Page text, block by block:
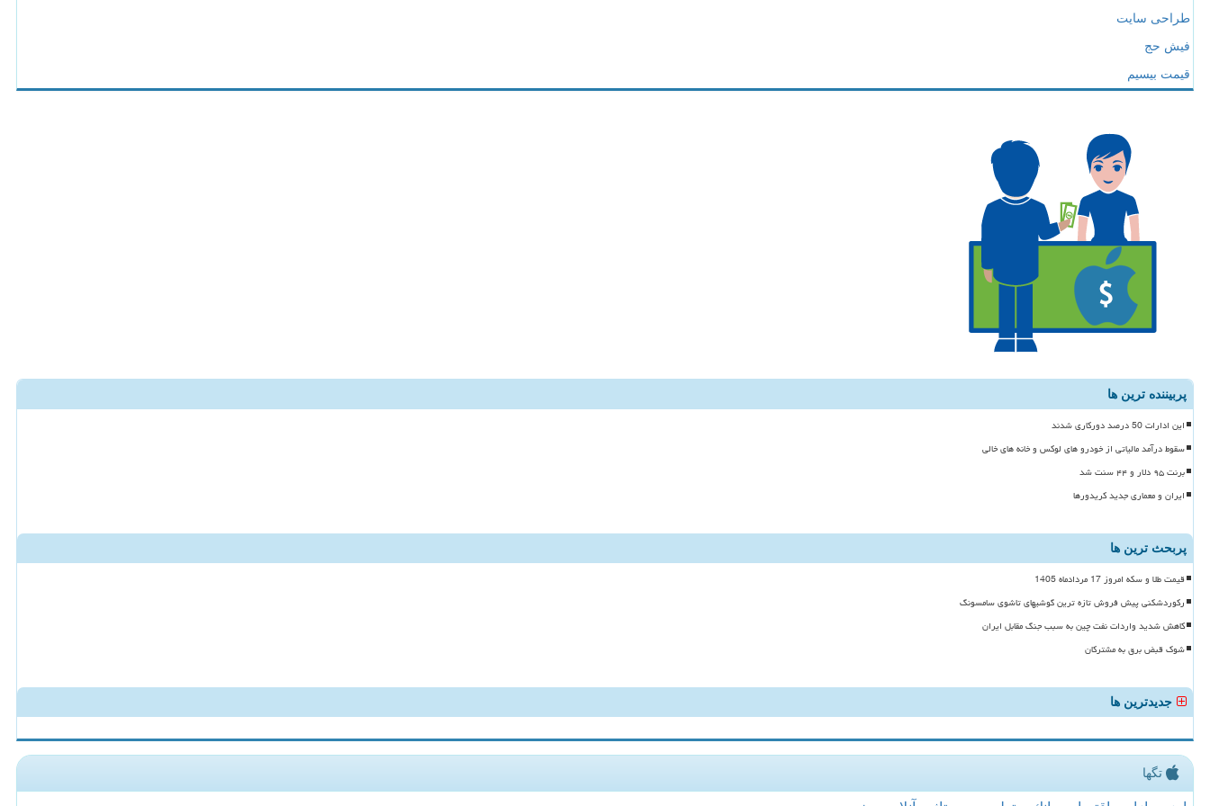
طراحی سایت
فیش حج
قیمت بیسیم
پربیننده ترین ها
این ادارات 50 درصد دورکاری شدند
سقوط درآمد مالیاتی از خودرو های لوکس و خانه های خالی
برنت ۹۵ دلار و ۴۴ سنت شد
ایران و معماری جدید کریدورها
پربحث ترین ها
قیمت طلا و سکه امروز 17 مردادماه 1405
رکوردشکنی پیش فروش تازه ترین گوشیهای تاشوی سامسونگ
کاهش شدید واردات نفت چین به سبب جنگ مقابل ایران
شوک قبض برق به مشترکان
جدیدترین ها
تگها